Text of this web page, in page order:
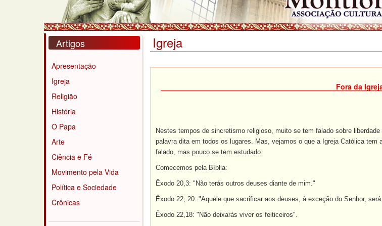
Artigos
Apresentação
Igreja
Religião
História
O Papa
Arte
Ciência e Fé
Movimento pela Vida
Política e Sociedade
Crônicas
Igreja
Fora da
Nestes tempos de sincretismo religioso, muito se tem falado sobre
palavra dita em todos os lugares. Mas, vejamos o que a Igreja Católica
falado, mas pouco se tem estudado.
Comecemos pela Bíblia:
Êxodo 20,3: "Não terás outros deuses diante de mim."
Êxodo 22, 20: "Aquele que sacrificar aos deuses, à exceção do Senhor,
Êxodo 22,18: "Não deixarás viver os feiticeiros".